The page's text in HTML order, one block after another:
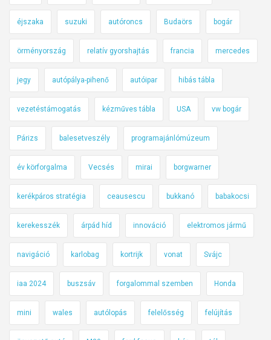
éjszaka suzuki autóroncs Budaörs bogár
örményország relatív gyorshajtás francia mercedes
jegy autópálya-pihenő autóipar hibás tábla
vezetéstámogatás kézműves tábla USA vw bogár
Párizs balesetveszély programajánlómúzeum
év körforgalma Vecsés mirai borgwarner
kerékpáros stratégia ceausescu bukkanó babakocsi
kerekesszék árpád híd innováció elektromos jármű
navigáció karlobag kortrijk vonat Svájc
iaa 2024 buszsáv forgalommal szemben Honda
mini wales autólopás felelősség felújítás